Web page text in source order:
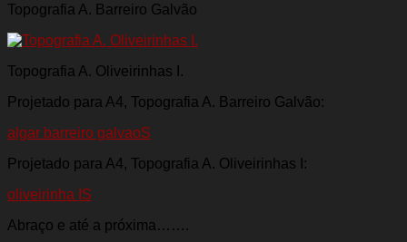
Topografia A. Barreiro Galvão
Topografia A. Oliveirinhas I.
Projetado para A4, Topografia A. Barreiro Galvão:
algar barreiro galvaoS
Projetado para A4, Topografia A. Oliveirinhas I:
oliveirinha IS
Abraço e até a próxima…….